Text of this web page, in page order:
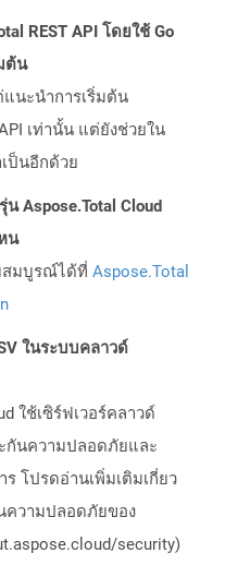
REST API โดยใช้ Go
ต้น
นะนำการเริ่มต้น
เท่านั้น แต่ยังช่วยใน
ป็นอีกด้วย
Aspose.Total Cloud
น
สมบูรณ์ได้ที่ Aspose.Total
ในระบบคลาวด์
ใช้เซิร์ฟเวอร์คลาวด์
กันความปลอดภัยและ
โปรดอ่านเพิ่มเติมเกี่ยว
วามปลอดภัยของ
security)